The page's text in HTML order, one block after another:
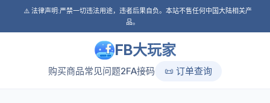
⚠️ 法律声明:严禁一切违法用途，违者后果自负。本站不售任何中国大陆相关产
品。
FB大玩家
购买商品常见问题2FA接码 📜 订单查询